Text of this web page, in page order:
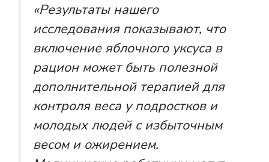
«Результаты нашего
исследования показывают, что
включение яблочного уксуса в
рацион может быть полезной
дополнительной терапией для
контроля веса у подростков и
молодых людей с избыточным
весом и ожирением.